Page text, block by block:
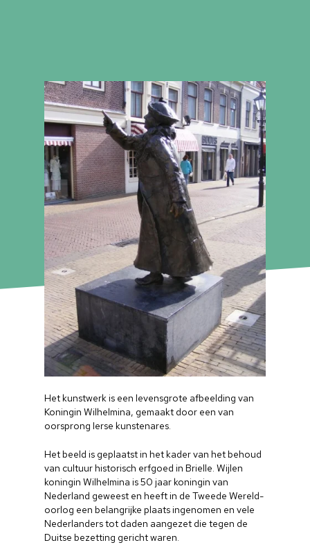
Het kunstwerk is een levensgrote afbeelding van
Koningin Wilhelmina, gemaakt door een van
oorsprong Ierse kunstenares.
Het beeld is geplaatst in het kader van het behoud
van cultuur historisch erfgoed in Brielle. Wijlen
koningin Wilhelmina is 50 jaar koningin van
Nederland geweest en heeft in de Tweede Wereld-
oorlog een belangrijke plaats ingenomen en vele
Nederlanders tot daden aangezet die tegen de
Duitse bezetting gericht waren.